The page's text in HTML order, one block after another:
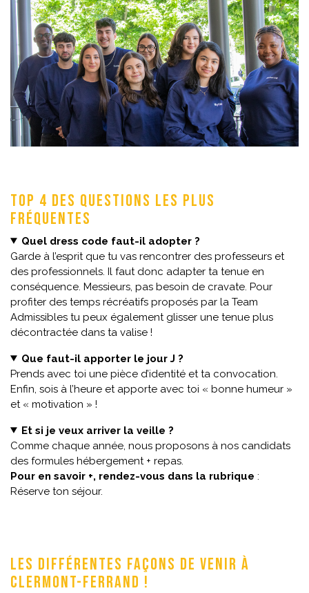
TOP 4 des questions les plus
fréquentes
Quel dress code faut-il adopter ?
Garde à l’esprit que tu vas rencontrer des professeurs et
des professionnels. Il faut donc adapter ta tenue en
conséquence. Messieurs, pas besoin de cravate. Pour
profiter des temps récréatifs proposés par la Team
Admissibles tu peux également glisser une tenue plus
décontractée dans ta valise !
Que faut-il apporter le jour J ?
Prends avec toi une pièce d’identité et ta convocation.
Enfin, sois à l’heure et apporte avec toi « bonne humeur »
et « motivation » !
Et si je veux arriver la veille ?
Comme chaque année, nous proposons à nos candidats
des formules hébergement + repas.
Pour en savoir +, rendez-vous dans la rubrique :
Réserve ton séjour.
Les différentes façons de venir à
Clermont-Ferrand !